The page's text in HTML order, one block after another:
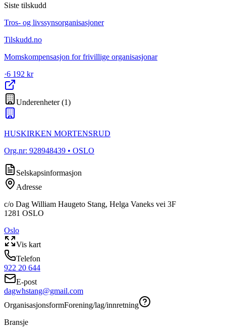
Siste tilskudd
Tros- og livssynsorganisasjoner
Tilskudd.no
Momskompensasjon for frivillige organisasjonar
·6 192 kr
Underenheter(1)
HUSKIRKEN MORTENSRUD
Org.nr: 928948439 • OSLO
Selskapsinformasjon
Adresse
c/o Dag William Haugeto Stang, Helga Vaneks vei 3F
1281 OSLO
Oslo
Vis kart
Telefon
922 20 644
E-post
dagwhstang@gmail.com
OrganisasjonsformForening/lag/innretning
Bransje